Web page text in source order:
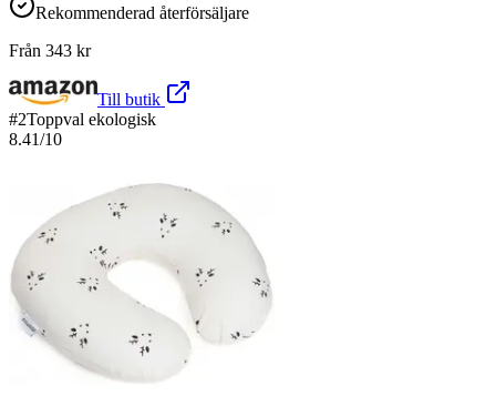
Rekommenderad återförsäljare
Från 343 kr
Till butik
#2Toppval ekologisk
8.41/10